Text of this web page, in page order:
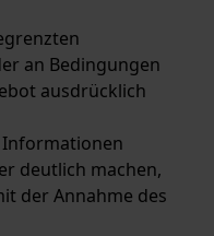
an Bedingungen
ausdrücklich
Informationen
deutlich machen,
der Annahme des